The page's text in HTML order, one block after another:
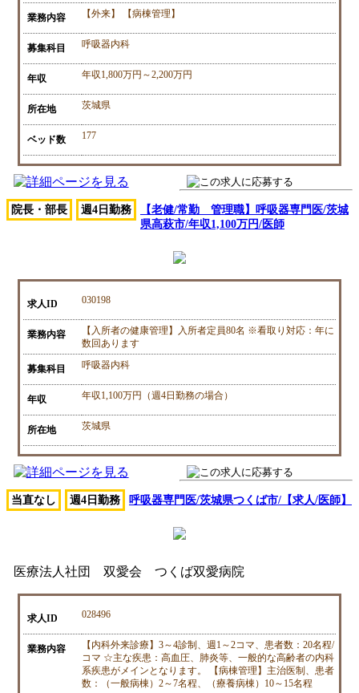
業務内容 【外来】 【病棟管理】
募集科目 呼吸器内科
年収 年収1,800万円～2,200万円
所在地 茨城県
ベッド数 177
院長・部長 週4日勤務
【老健/常勤 管理職】呼吸器専門医/茨城
県高萩市/年収1,100万円/医師
求人ID 030198
業務内容
【入所者の健康管理】入所者定員80名 ※看取り対応：年に
数回あります
募集科目 呼吸器内科
年収 年収1,100万円（週4日勤務の場合）
所在地 茨城県
当直なし 週4日勤務 呼吸器専門医/茨城県つくば市/【求人/医師】
医療法人社団 双愛会 つくば双愛病院
求人ID 028496
業務内容
【内科外来診療】3～4診制、週1～2コマ、患者数：20名程/
コマ ☆主な疾患：高血圧、肺炎等、一般的な高齢者の内科
系疾患がメインとなります。 【病棟管理】主治医制、患者
数：（一般病棟）2～7名程、（療養病棟）10～15名程